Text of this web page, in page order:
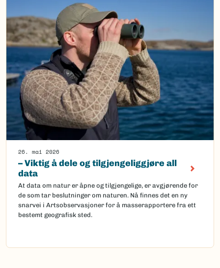
26. mai 2026
– Viktig å dele og tilgjengeliggjøre all
data
At data om natur er åpne og tilgjengelige, er avgjørende for
de som tar beslutninger om naturen. Nå finnes det en ny
snarvei i Artsobservasjoner for å masserapportere fra ett
bestemt geografisk sted.